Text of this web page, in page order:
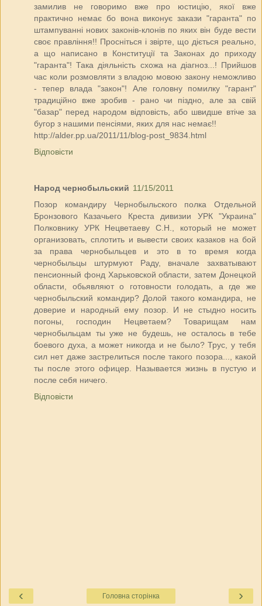
замилив не говоримо вже про юстицію, якої вже
практично немає бо вона виконує закази "гаранта" по
штампуванні нових законів-клонів по яких він буде вести
своє правління!! Просніться і звірте, що діється реально,
а що написано в Конституції та Законах до приходу
"гаранта"! Така діяльність схожа на діагноз...! Прийшов
час коли розмовляти з владою мовою закону неможливо
- тепер влада "закон"! Але головну помилку "гарант"
традиційно вже зробив - рано чи піздно, але за свій
"базар" перед народом відповість, або швидше втіче за
бугор з нашими пенсіями, яких для нас немає!!
http://alder.pp.ua/2011/11/blog-post_9834.html
Відповісти
Народ чернобыльский 11/15/2011
Позор командиру Чернобыльского полка Отдельной
Бронзового Казачьего Креста дивизии УРК "Украина"
Полковнику УРК Нецветаеву С.Н., который не может
организовать, сплотить и вывести своих казаков на бой
за права чернобыльцев и это в то время когда
чернобыльцы штурмуют Раду, вначале захватывают
пенсионный фонд Харьковской области, затем Донецкой
области, обьявляют о готовности голодать, а где же
чернобыльский командир? Долой такого командира, не
доверие и народный ему позор. И не стыдно носить
погоны, господин Нецветаем? Товарищам нам
чернобыльцам ты уже не будешь, не осталось в тебе
боевого духа, а может никогда и не было? Трус, у тебя
сил нет даже застрелиться после такого позора..., какой
ты после этого офицер. Называется жизнь в пустую и
после себя ничего.
Відповісти
‹ ›
Головна сторінка